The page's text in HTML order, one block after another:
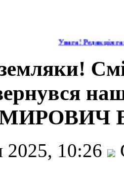
Увага! Редакція
2025, 10:26